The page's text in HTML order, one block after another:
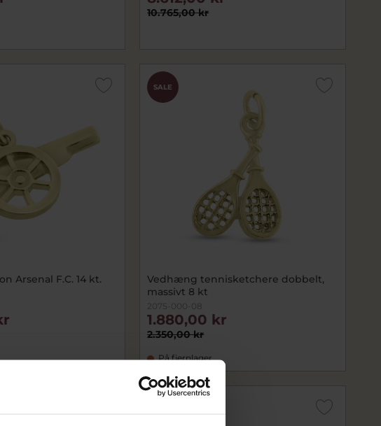
10.765,00 kr
Arsenal F.C. 14 kt.
SALE
Vedhæng tennisketchere dobbelt,
massivt 8 kt
2075-000-08
2.350,00 kr
1.880,00 kr
På fjernlager